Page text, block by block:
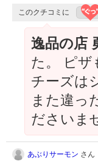
このクチコミに
逸品の店
た。 ピザ
チーズは
また違っ
ださいま
あぶりサーモン さん